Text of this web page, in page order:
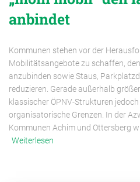
anbindet
Kommunen stehen vor der
Mobilitätsangebote zu schaffen,
anzubinden sowie Staus,
reduzieren. Gerade außerhalb
klassischer ÖPNV-Strukturen
organisatorische Grenzen. In der
Kommunen Achim und Ottersberg
Weiterlesen